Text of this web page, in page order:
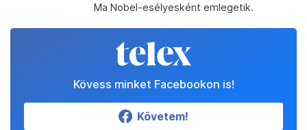
Ma Nobel-esélyesként emlegetik.
Kövess minket Facebookon is!
Követem!